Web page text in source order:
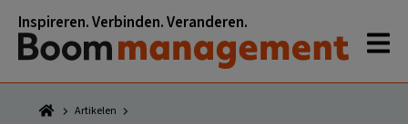
naar
hoofdnavigatie
naar
hoofd
inhoud
naar
eerste
sidebar
naar
voettekst
Inspireren. Verbinden. Veranderen.
Artikelen